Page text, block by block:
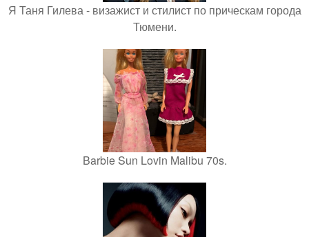
Я Таня Гилева - визажист и стилист по прическам города
Тюмени.
Barbie Sun Lovin Malibu 70s.